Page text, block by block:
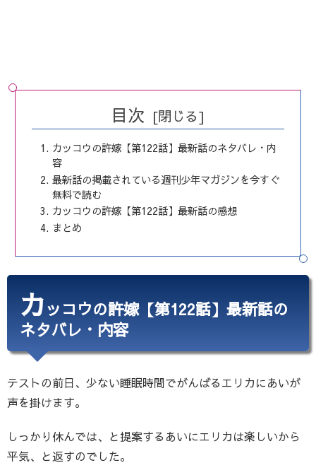
目次
カッコウの許嫁【第122話】最新話のネタバレ・内
容
最新話の掲載されている週刊少年マガジンを今すぐ
無料で読む
カッコウの許嫁【第122話】最新話の感想
まとめ
カッコウの許嫁【第122話】最新話の
ネタバレ・内容
テストの前日、少ない睡眠時間でがんばるエリカにあいが
声を掛けます。
しっかり休んでは、と提案するあいにエリカは楽しいから
平気、と返すのでした。